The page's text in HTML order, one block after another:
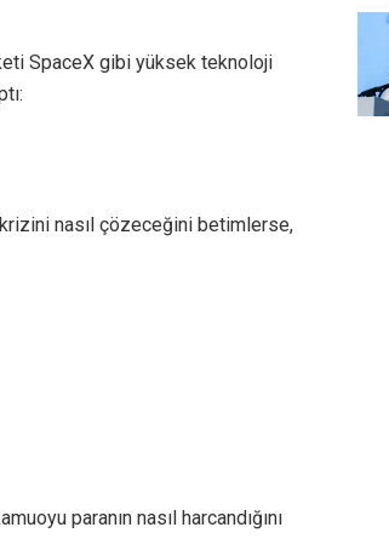
SpaceX gibi yüksek teknoloji
nasıl çözeceğini betimlerse,
paranın nasıl harcandığını